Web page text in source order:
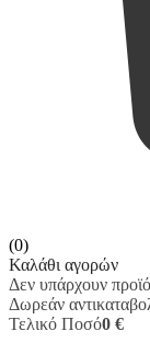
(0)
Καλάθι αγορών
Δεν υπάρχουν
Δωρεάν
Τελικό Ποσό0 €